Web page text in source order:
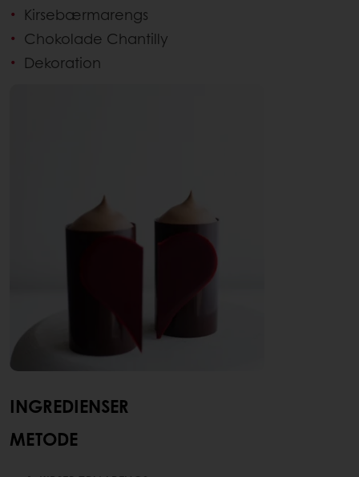
Kirsebærmarengs
Chokolade Chantilly
Dekoration
INGREDIENSER
METODE